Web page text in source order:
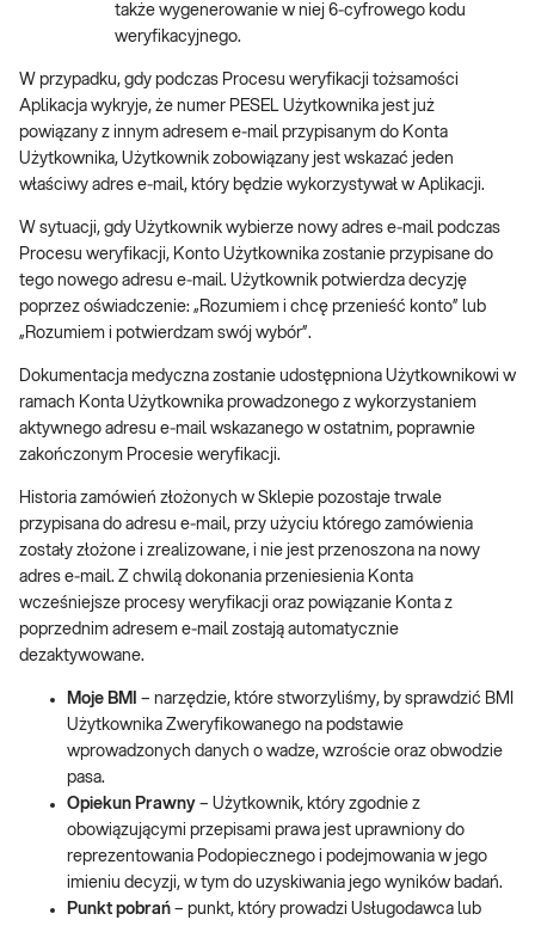
także wygenerowanie w niej 6‑cyfrowego kodu
weryfikacyjnego.
W przypadku, gdy podczas Procesu weryfikacji tożsamości
Aplikacja wykryje, że numer PESEL Użytkownika jest już
powiązany z innym adresem e‑mail przypisanym do Konta
Użytkownika, Użytkownik zobowiązany jest wskazać jeden
właściwy adres e‑mail, który będzie wykorzystywał w Aplikacji.
W sytuacji, gdy Użytkownik wybierze nowy adres e‑mail podczas
Procesu weryfikacji, Konto Użytkownika zostanie przypisane do
tego nowego adresu e‑mail. Użytkownik potwierdza decyzję
poprzez oświadczenie: „Rozumiem i chcę przenieść konto” lub
„Rozumiem i potwierdzam swój wybór”.
Dokumentacja medyczna zostanie udostępniona Użytkownikowi w
ramach Konta Użytkownika prowadzonego z wykorzystaniem
aktywnego adresu e‑mail wskazanego w ostatnim, poprawnie
zakończonym Procesie weryfikacji.
Historia zamówień złożonych w Sklepie pozostaje trwale
przypisana do adresu e‑mail, przy użyciu którego zamówienia
zostały złożone i zrealizowane, i nie jest przenoszona na nowy
adres e‑mail. Z chwilą dokonania przeniesienia Konta
wcześniejsze procesy weryfikacji oraz powiązanie Konta z
poprzednim adresem e‑mail zostają automatycznie
dezaktywowane.
Moje BMI – narzędzie, które stworzyliśmy, by sprawdzić BMI
Użytkownika Zweryfikowanego na podstawie
wprowadzonych danych o wadze, wzroście oraz obwodzie
pasa.
Opiekun Prawny – Użytkownik, który zgodnie z
obowiązującymi przepisami prawa jest uprawniony do
reprezentowania Podopiecznego i podejmowania w jego
imieniu decyzji, w tym do uzyskiwania jego wyników badań.
Punkt pobrań – punkt, który prowadzi Usługodawca lub